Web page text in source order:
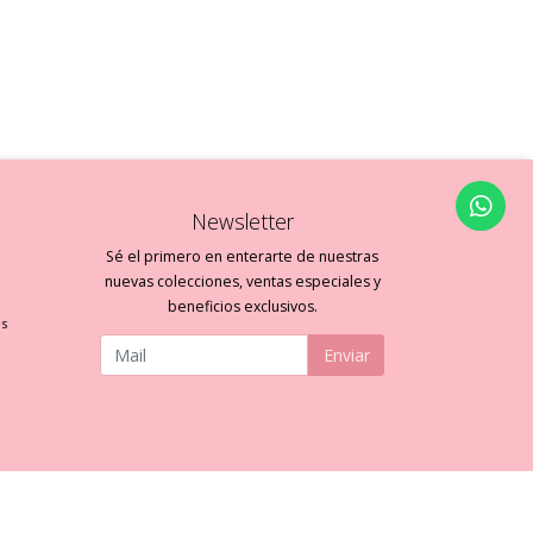
Newsletter
Sé el primero en enterarte de nuestras
nuevas colecciones, ventas especiales y
beneficios exclusivos.
Enviar